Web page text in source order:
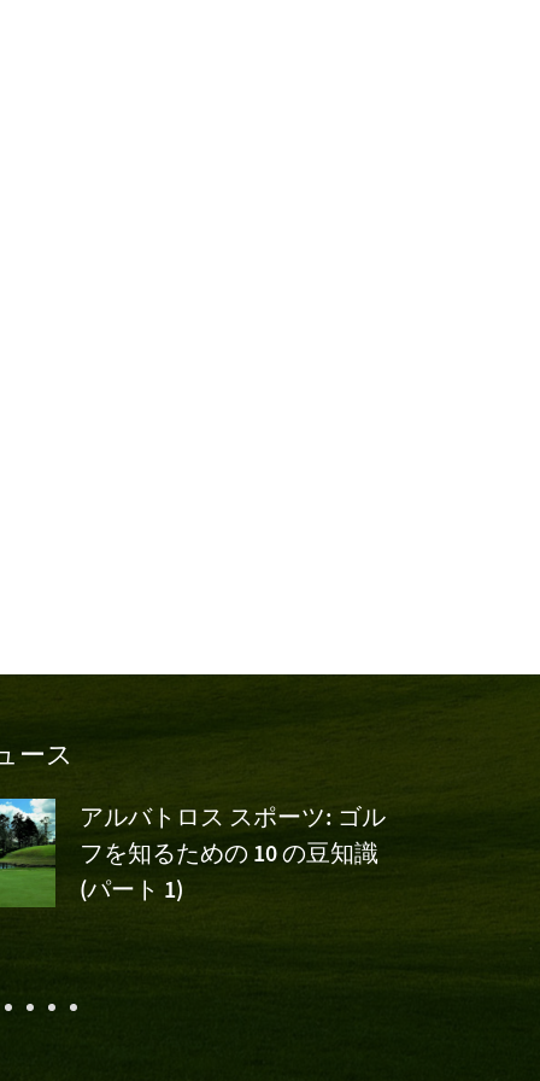
ース
アルバトロス スポーツ: ゴル
フを知るための 10 の豆知識
(パート 1)